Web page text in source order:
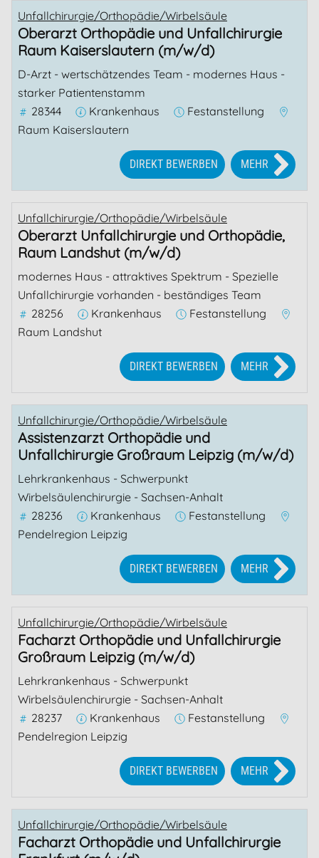
Unfallchirurgie/Orthopädie/Wirbelsäule
Oberarzt Orthopädie und Unfallchirurgie
Raum Kaiserslautern (m/w/d)
D-Arzt - wertschätzendes Team - modernes Haus -
starker Patientenstamm
28344
Krankenhaus
Festanstellung
Raum Kaiserslautern
MEHR
DIREKT BEWERBEN
Unfallchirurgie/Orthopädie/Wirbelsäule
Oberarzt Unfallchirurgie und Orthopädie,
Raum Landshut (m/w/d)
modernes Haus - attraktives Spektrum - Spezielle
Unfallchirurgie vorhanden - beständiges Team
28256
Krankenhaus
Festanstellung
Raum Landshut
MEHR
DIREKT BEWERBEN
Unfallchirurgie/Orthopädie/Wirbelsäule
Assistenzarzt Orthopädie und
Unfallchirurgie Großraum Leipzig (m/w/d)
Lehrkrankenhaus - Schwerpunkt
Wirbelsäulenchirurgie - Sachsen-Anhalt
28236
Krankenhaus
Festanstellung
Pendelregion Leipzig
MEHR
DIREKT BEWERBEN
Unfallchirurgie/Orthopädie/Wirbelsäule
Facharzt Orthopädie und Unfallchirurgie
Großraum Leipzig (m/w/d)
Lehrkrankenhaus - Schwerpunkt
Wirbelsäulenchirurgie - Sachsen-Anhalt
28237
Krankenhaus
Festanstellung
Pendelregion Leipzig
MEHR
DIREKT BEWERBEN
Unfallchirurgie/Orthopädie/Wirbelsäule
Facharzt Orthopädie und Unfallchirurgie